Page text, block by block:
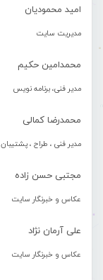
امید محمودیان
مدیریت سایت
محمدامین حکیم
مدیر فنی، برنامه نویس
محمدرضا کمالی
مدیر فنی ، طراح ، پشتیبان
مجتبی حسن زاده
عکاس و خبرنگار سایت
علی آرمان نژاد
عکاس و خبرنگار سایت